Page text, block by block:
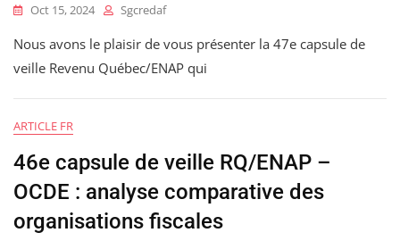
Oct 15, 2024 Sgcredaf
Nous avons le plaisir de vous présenter la 47e capsule de
veille Revenu Québec/ENAP qui
ARTICLE FR
46e capsule de veille RQ/ENAP –
OCDE : analyse comparative des
organisations fiscales